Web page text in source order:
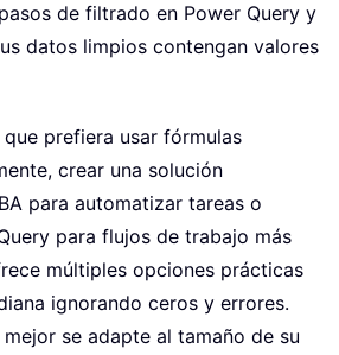
de filtrado en Power Query y
datos limpios contengan valores
que prefiera usar fórmulas
crear una solución
para automatizar tareas o
para flujos de trabajo más
múltiples opciones prácticas
ignorando ceros y errores.
se adapte al tamaño de su